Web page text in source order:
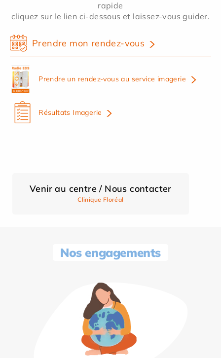
rapide
cliquez sur le lien ci-dessous et laissez-vous guider.
Prendre mon rendez-vous
Prendre un rendez-vous au service imagerie
Résultats Imagerie
Venir au centre / Nous contacter
Clinique Floréal
Nos engagements